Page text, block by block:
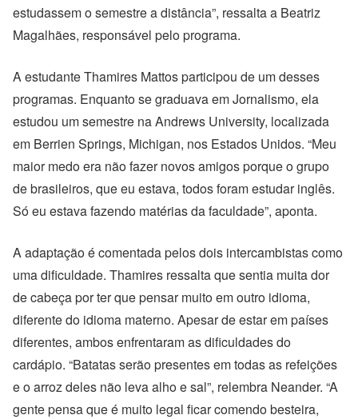
estudassem o semestre a distância”, ressalta a Beatriz
Magalhães, responsável pelo programa.
A estudante Thamires Mattos participou de um desses
programas. Enquanto se graduava em Jornalismo, ela
estudou um semestre na Andrews University, localizada
em Berrien Springs, Michigan, nos Estados Unidos. “Meu
maior medo era não fazer novos amigos porque o grupo
de brasileiros, que eu estava, todos foram estudar inglês.
Só eu estava fazendo matérias da faculdade”, aponta.
A adaptação é comentada pelos dois intercambistas como
uma dificuldade. Thamires ressalta que sentia muita dor
de cabeça por ter que pensar muito em outro idioma,
diferente do idioma materno. Apesar de estar em países
diferentes, ambos enfrentaram as dificuldades do
cardápio. “Batatas serão presentes em todas as refeições
e o arroz deles não leva alho e sal”, relembra Neander. “A
gente pensa que é muito legal ficar comendo besteira,